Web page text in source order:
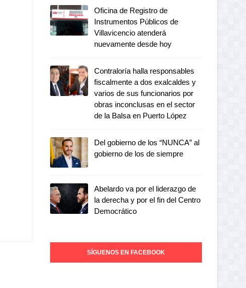
Oficina de Registro de
Instrumentos Públicos de
Villavicencio atenderá
nuevamente desde hoy
Contraloría halla responsables
fiscalmente a dos exalcaldes y
varios de sus funcionarios por
obras inconclusas en el sector
de la Balsa en Puerto López
Del gobierno de los “NUNCA” al
gobierno de los de siempre
Abelardo va por el liderazgo de
la derecha y por el fin del Centro
Democrático
SÍGUENOS EN FACEBOOK